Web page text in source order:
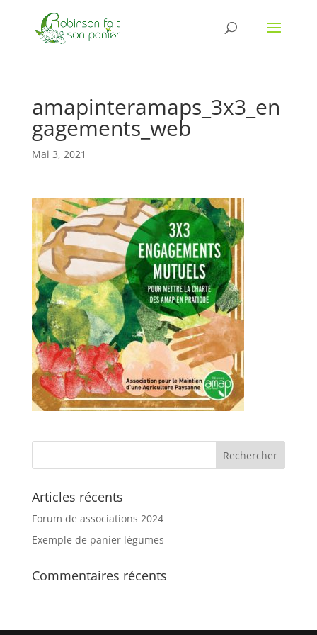
amapinteramaps_3x3_en
gagements_web
Mai 3, 2021
Articles récents
Forum de associations 2024
Exemple de panier légumes
Commentaires récents